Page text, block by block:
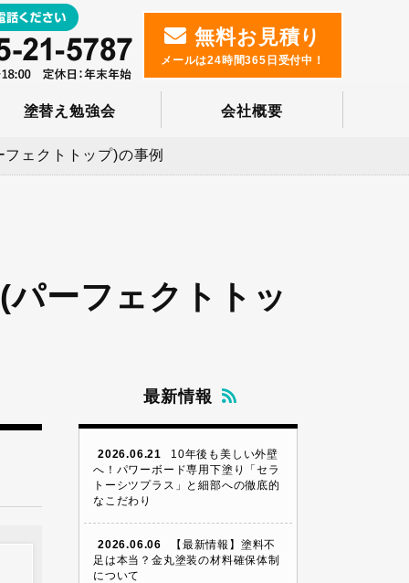
無料お見積り
メールは24時間365日受付中！
塗替え勉強会 会社概要
ェクトトップ)の事例
ーフェクトトッ
最新情報
2026.06.21
10年後も美しい外壁
へ！パワーボード専用下塗り「セラ
トーシツプラス」と細部への徹底的
なこだわり
2026.06.06
【最新情報】塗料不
足は本当？金丸塗装の材料確保体制
について